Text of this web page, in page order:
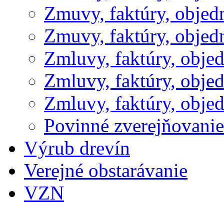
Zmuvy, faktúry,
Zmuvy, faktúry,
Zmluvy, faktúry,
Zmluvy, faktúry,
Zmluvy, faktúry,
Povinné
Výrub drevín
Verejné obstarávanie
VZN